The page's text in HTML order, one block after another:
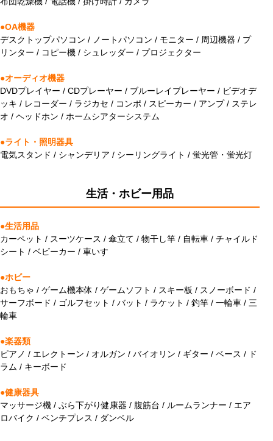
●OA機器
デスクトップパソコン / ノートパソコン / モニター / 周辺機器 / プ
リンター / コピー機 / シュレッダー / プロジェクター
●オーディオ機器
DVDプレイヤー / CDプレーヤー / ブルーレイプレーヤー / ビデオデ
ッキ / レコーダー / ラジカセ / コンポ / スピーカー / アンプ / ステレ
オ / ヘッドホン / ホームシアターシステム
●ライト・照明器具
電気スタンド / シャンデリア / シーリングライト / 蛍光管・蛍光灯
生活・ホビー用品
●生活用品
カーペット / スーツケース / 傘立て / 物干し竿 / 自転車 / チャイルド
シート / ベビーカー / 車いす
●ホビー
おもちゃ / ゲーム機本体 / ゲームソフト / スキー板 / スノーボード /
サーフボード / ゴルフセット / バット / ラケット / 釣竿 / 一輪車 / 三
輪車
●楽器類
ピアノ / エレクトーン / オルガン / バイオリン / ギター / ベース / ド
ラム / キーボード
●健康器具
マッサージ機 / ぶら下がり健康器 / 腹筋台 / ルームランナー / エア
ロバイク / ベンチプレス / ダンベル